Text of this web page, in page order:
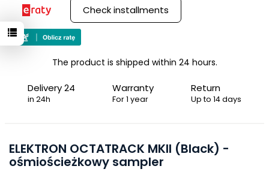
Check installments
The product is shipped within 24 hours.
Delivery 24
in 24h
Warranty
For 1 year
Return
Up to 14 days
ELEKTRON OCTATRACK MKII (Black) -
ośmiościeżkowy sampler